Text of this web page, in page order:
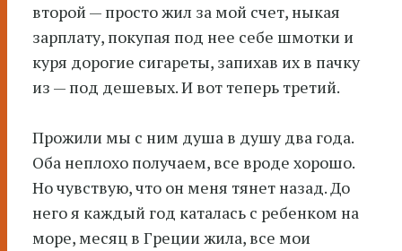
второй — просто жил за мой счет, ныкая
зарплату, покупая под нее себе шмотки и
куря дорогие сигареты, запихав их в пачку
из — под дешевых. И вот теперь третий.
Прожили мы с ним душа в душу два года.
Оба неплохо получаем, все вроде хорошо.
Но чувствую, что он меня тянет назад. До
него я каждый год каталась с ребенком на
море, месяц в Греции жила, все мои